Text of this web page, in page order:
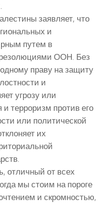
заявляет, что
и
путем в
резолюциями ООН. Без
праву на защиту
и
угрозу или
терроризм против его
или политической
их
отличный от всех
мы стоим на пороге
и скромностью,